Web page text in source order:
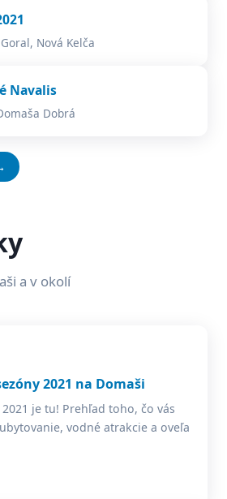
Nová Kelča
Navalis
Dobrá
a v okolí
2021 na Domaši
je tu! Prehľad toho, čo vás
vodné atrakcie a oveľa